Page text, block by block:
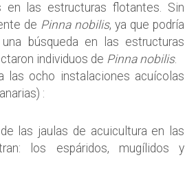
las estructuras flotantes. Sin
de Pinna nobilis, ya que podría
búsqueda en las estructuras
individuos de Pinna nobilis.
las ocho instalaciones acuícolas
:
las jaulas de acuicultura en las
los espáridos, mugílidos y